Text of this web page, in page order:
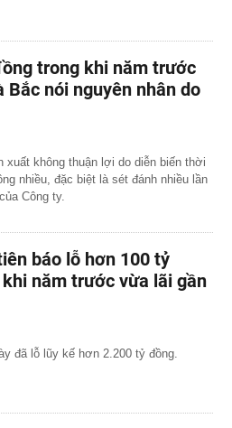
trong khi năm trước
nói nguyên nhân do
không thuận lợi do diễn biến thời
nhiều, đặc biệt là sét đánh nhiều lần
Công ty.
báo lỗ hơn 100 tỷ
năm trước vừa lãi gần
đã lỗ lũy kế hơn 2.200 tỷ đồng.